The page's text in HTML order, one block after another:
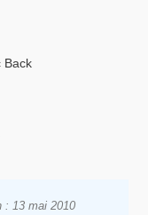
Back
: 13 mai 2010